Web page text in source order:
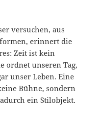
versuchen, aus
erinnert die
Zeit ist kein
ordnet unseren Tag,
unser Leben. Eine
Bühne, sondern
ein Stilobjekt.